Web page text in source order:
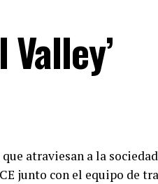
atraviesan a la
junto con el equipo de